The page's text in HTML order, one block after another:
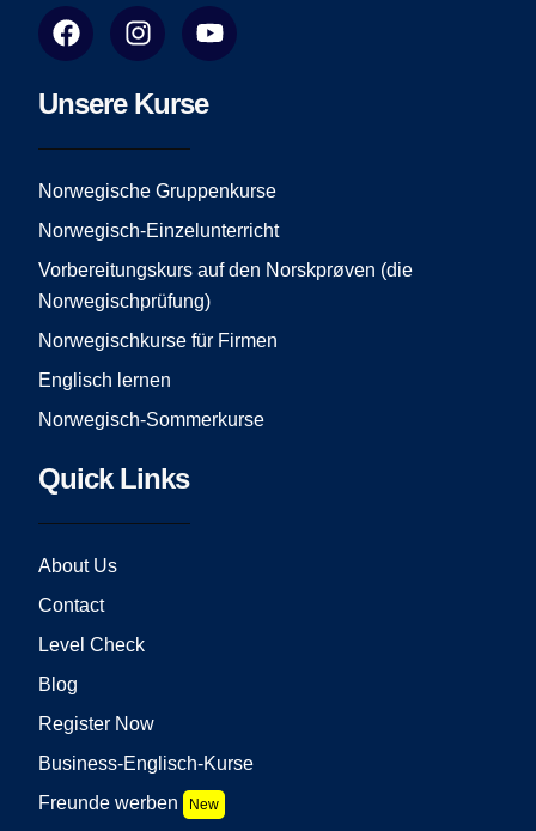
F
a
e
o
o
I
n
t
g
r
m
Y
o
t
e
Unsere Kurse
Norwegische Gruppenkurse
Norwegisch-Einzelunterricht
Vorbereitungskurs auf den Norskprøven (die
Norwegischprüfung)
Norwegischkurse für Firmen
Englisch lernen
Norwegisch-Sommerkurse
Quick Links
About Us
Contact
Level Check
Blog
Register Now
Business-Englisch-Kurse
Freunde werben
New